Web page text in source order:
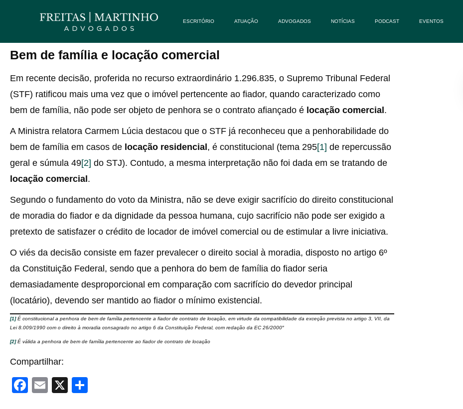
ESCRITÓRIO ATUAÇÃO ADVOGADOS NOTÍCIAS PODCAST EVENTOS
Bem de família e locação comercial
Em recente decisão, proferida no recurso extraordinário 1.296.835, o Supremo Tribunal Federal
(STF) ratificou mais uma vez que o imóvel pertencente ao fiador, quando caracterizado como
bem de família, não pode ser objeto de penhora se o contrato afiançado é locação comercial .
A Ministra relatora Carmem Lúcia destacou que o STF já reconheceu que a penhorabilidade do
bem de família em casos de locação residencial , é constitucional (tema 295[1] de repercussão
geral e súmula 49[2] do STJ). Contudo, a mesma interpretação não foi dada em se tratando de
locação comercial .
Segundo o fundamento do voto da Ministra, não se deve exigir sacrifício do direito constitucional
de moradia do fiador e da dignidade da pessoa humana, cujo sacrifício não pode ser exigido a
pretexto de satisfazer o crédito de locador de imóvel comercial ou de estimular a livre iniciativa.
O viés da decisão consiste em fazer prevalecer o direito social à moradia, disposto no artigo 6º
da Constituição Federal, sendo que a penhora do bem de família do fiador seria
demasiadamente desproporcional em comparação com sacrifício do devedor principal
(locatário), devendo ser mantido ao fiador o mínimo existencial.
[1] É constitucional a penhora de bem de família pertencente a fiador de contrato de locação, em virtude da compatibilidade da exceção prevista no artigo 3, VII, da
Lei 8.009/1990 com o direito à moradia consagrado no artigo 6 da Constituição Federal, com redação da EC 26/2000″
[2] É válida a penhora de bem de família pertencente ao fiador de contrato de locação
Compartilhar:
F
E
X